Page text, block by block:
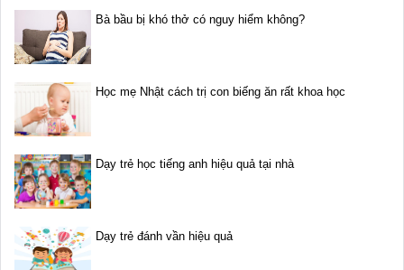
Bà bầu bị khó thở có nguy hiểm không?
Học mẹ Nhật cách trị con biếng ăn rất khoa học
Dạy trẻ học tiếng anh hiệu quả tại nhà
Dạy trẻ đánh vần hiệu quả